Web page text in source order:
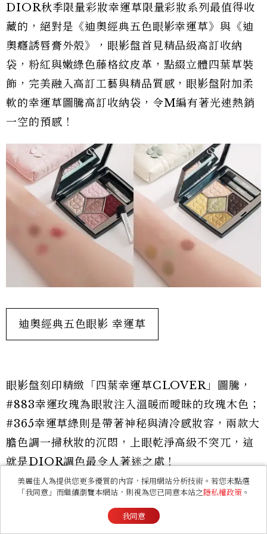
DIOR秋季限量彩妝幸運草限量彩妝系列最值得收
藏的，絕對是《迪奧經典五色眼影幸運草》與《迪
奧癮誘唇膏外殼》，眼影盤首見精品級高訂收納
袋，粉紅與嫩綠色藤格紋皮革，點綴立體四葉草裝
飾，完美融入高訂工藝與精品質感，眼影盤附加柔
軟的幸運草圖騰高訂收納袋，令M編有著光速熱銷
一空的預感！
迪奧經典五色眼影 幸運草
眼影盤刻印精緻「四葉幸運草CLOVER」圖騰，
#883幸運玫瑰為眼妝注入溫暖而曖昧的玫瑰木色；
#365幸運草綠則是帶著神秘與清冷感妝容，兩款大
膽色調一掃秋妝的沉悶，上眼乾淨高級不突兀，這
就是DIOR調色最令人著迷之處！
美麗佳人為提供您更多優質的內容，採用網站分析技術。若您未點選
「我同意」而繼續瀏覽本網站，則視為您已同意本站之隱私權政策 。
我同意